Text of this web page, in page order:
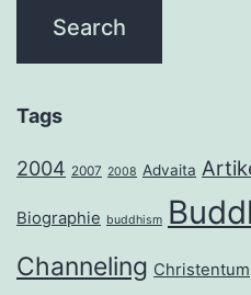
Tags
2004 2007 2008 Advaita
Biographie buddhism
Channeling Christentum